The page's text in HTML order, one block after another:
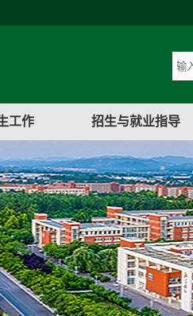
工作 招生与就业指导